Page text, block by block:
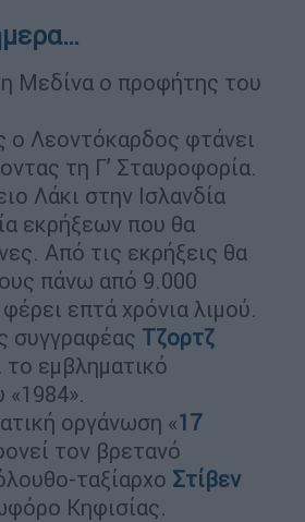
Μεδίνα ο προφήτης του
ο Λεοντόκαρδος φτάνει
τη Γ’ Σταυροφορία.
Λάκι στην Ισλανδία
εκρήξεων που θα
Από τις εκρήξεις θα
πάνω από 9.000
επτά χρόνια λιμού.
συγγραφέας Τζορτζ
το εμβληματικό
«1984».
οργάνωση «17
τον βρετανό
ταξίαρχο Στίβεν
Κηφισίας.